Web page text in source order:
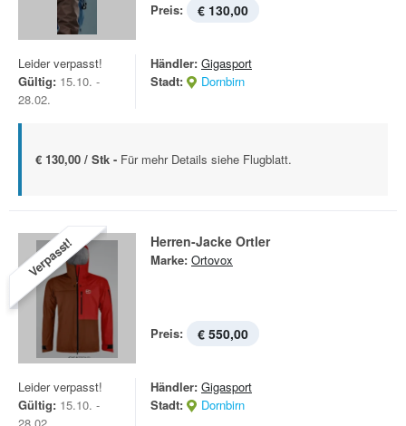
Preis: € 130,00
Leider verpasst!
Gültig: 15.10. -
28.02.
Händler: Gigasport
Stadt:
Dornbirn
€ 130,00 / Stk - Für mehr Details siehe Flugblatt.
Verpasst! Herren-Jacke Ortler
Marke: Ortovox
Preis: € 550,00
Leider verpasst!
Gültig: 15.10. -
Händler: Gigasport
Stadt:
Dornbirn